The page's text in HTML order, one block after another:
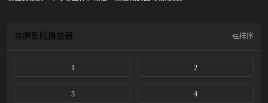
金牌影院播放器 排序
1 2
3 4